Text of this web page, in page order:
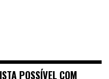
POSSÍVEL COM